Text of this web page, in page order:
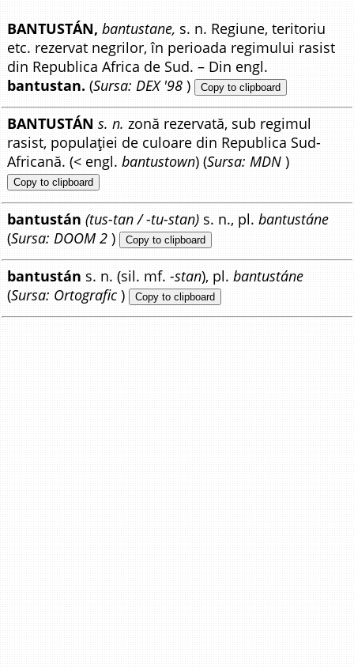
BANTUSTÁN, bantustane, s. n. Regiune, teritoriu
etc. rezervat negrilor, în perioada regimului rasist
din Republica Africa de Sud. – Din engl.
bantustan. (Sursa: DEX '98 ) Copy to clipboard
BANTUSTÁN s. n. zonă rezervată, sub regimul
rasist, populației de culoare din Republica Sud-
Africană. (< engl.bantustown) (Sursa: MDN )
Copy to clipboard
bantustán (tus-tan / -tu-stan) s. n., pl.bantustáne
(Sursa: DOOM 2 ) Copy to clipboard
bantustán s. n. (sil. mf.-stan), pl.bantustáne
(Sursa: Ortografic ) Copy to clipboard